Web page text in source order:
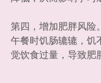
第四，增加肥胖风险
午餐时饥肠辘辘，饥
觉饮食过量，导致肥